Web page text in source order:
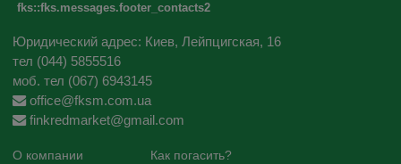
fks::fks.messages.footer_contacts2
Юридический адрес: Киев, Лейпцигская, 16
тел (044) 5855516
моб. тел (067) 6943145
office@fksm.com.ua
finkredmarket@gmail.com
О компании
Как погасить?